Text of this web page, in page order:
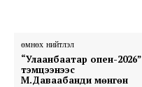
өмнөх нийтлэл
“Улаанбаатар опен-2026”
тэмцээнээс
М.Даваабанди мөнгөн